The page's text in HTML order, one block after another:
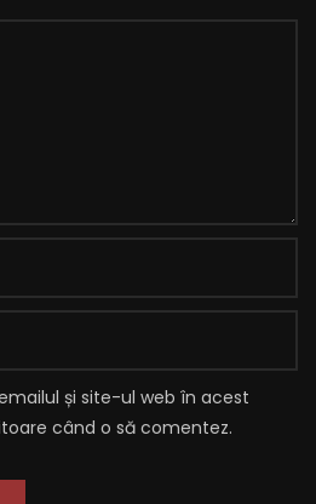
și site-ul web în acest
când o să comentez.